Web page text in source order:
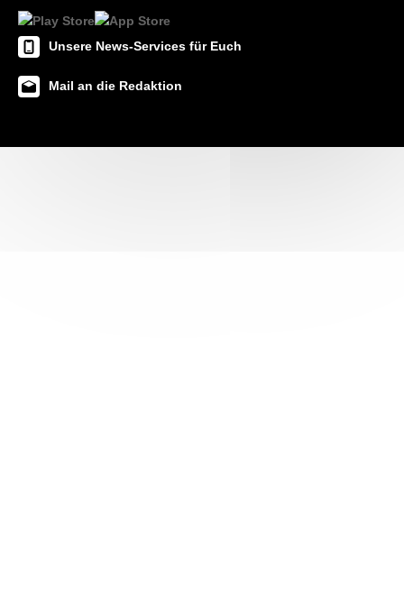
Unsere News-Services für Euch
Mail an die Redaktion